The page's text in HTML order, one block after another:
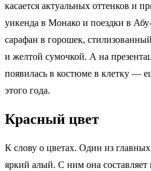
касается актуальных оттенков и
уикенда в Монако и поездки в
сарафан в горошек,
и желтой сумочкой. А на
появилась в костюме в клетку —
этого года.
Красный цвет
К слову о цветах. Один из
яркий алый. С ним она составляет